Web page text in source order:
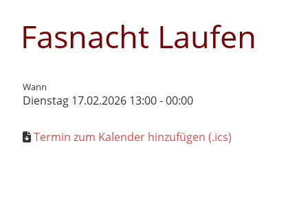
Fasnacht Laufen
Wann
Dienstag 17.02.2026 13:00 - 00:00
Termin zum Kalender hinzufügen (.ics)